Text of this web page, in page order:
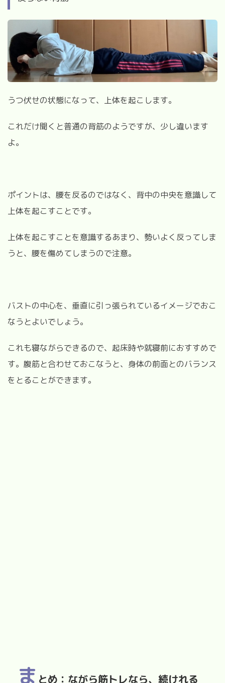
うつ伏せの状態になって、上体を起こします。
これだけ聞くと普通の背筋のようですが、少し違います
よ。
ポイントは、腰を反るのではなく、背中の中央を意識して
上体を起こすことです。
上体を起こすことを意識するあまり、勢いよく反ってしま
うと、腰を傷めてしまうので注意。
バストの中心を、垂直に引っ張られているイメージでおこ
なうとよいでしょう。
これも寝ながらできるので、起床時や就寝前におすすめで
す。腹筋と合わせておこなうと、身体の前面とのバランス
をとることができます。
ま とめ：ながら筋トレなら、続けれる